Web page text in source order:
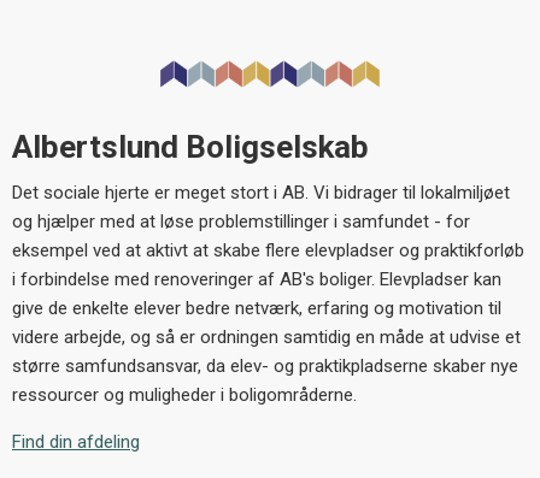
Albertslund Boligselskab
Det sociale hjerte er meget stort i AB. Vi bidrager til lokalmiljøet
og hjælper med at løse problemstillinger i samfundet - for
eksempel ved at aktivt at skabe flere elevpladser og praktikforløb
i forbindelse med renoveringer af AB's boliger. Elevpladser kan
give de enkelte elever bedre netværk, erfaring og motivation til
videre arbejde, og så er ordningen samtidig en måde at udvise et
større samfundsansvar, da elev- og praktikpladserne skaber nye
ressourcer og muligheder i boligområderne.
Find din afdeling